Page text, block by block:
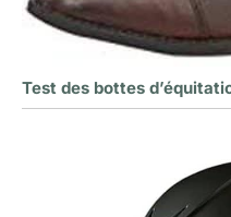
Test des bottes